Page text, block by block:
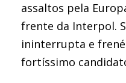
assaltos pela
frente da Interpol.
ininterrupta e
fortíssimo